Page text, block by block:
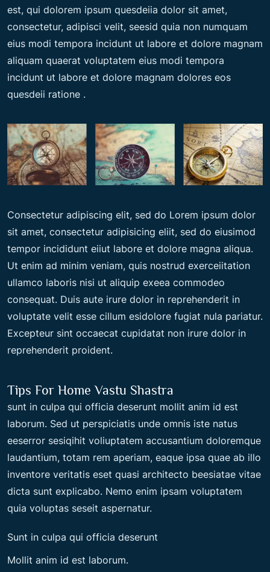
est, qui dolorem ipsum quesdeiia dolor sit amet,
consectetur, adipisci velit, seesid quia non numquam
eius modi tempora incidunt ut labore et dolore magnam
aliquam quaerat voluptatem eius modi tempora
incidunt ut labore et dolore magnam dolores eos
quesdeii ratione .
Consectetur adipiscing elit, sed do Lorem ipsum dolor
sit amet, consectetur adipisicing eliit, sed do eiusimod
tempor incididunt eiiut labore et dolore magna aliqua.
Ut enim ad minim veniam, quis nostrud exerceiitation
ullamco laboris nisi ut aliquip exeea commodeo
consequat. Duis aute irure dolor in reprehenderit in
voluptate velit esse cillum esidolore fugiat nula pariatur.
Excepteur sint occaecat cupidatat non irure dolor in
reprehenderit proident.
Tips For Home Vastu Shastra
sunt in culpa qui officia deserunt mollit anim id est
laborum. Sed ut perspiciatis unde omnis iste natus
eeserror sesiqihit voliuptatem accusantium doloremque
laudantium, totam rem aperiam, eaque ipsa quae ab illo
inventore veritatis eset quasi architecto beesiatae vitae
dicta sunt explicabo. Nemo enim ipsam voluptatem
quia voluptas seseit aspernatur.
Sunt in culpa qui officia deserunt
Mollit anim id est laborum.